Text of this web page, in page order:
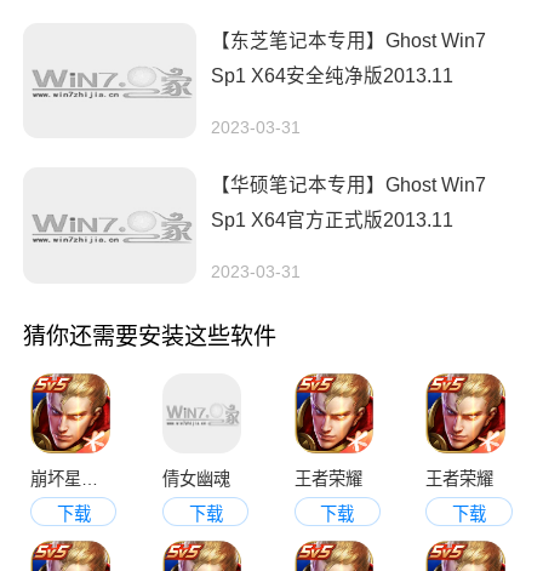
【东芝笔记本专用】Ghost Win7
Sp1 X64安全纯净版2013.11
2023-03-31
【华硕笔记本专用】Ghost Win7
Sp1 X64官方正式版2013.11
2023-03-31
猜你还需要安装这些软件
下载
倩女幽魂
下载
王者荣耀
下载
王者荣耀
下载